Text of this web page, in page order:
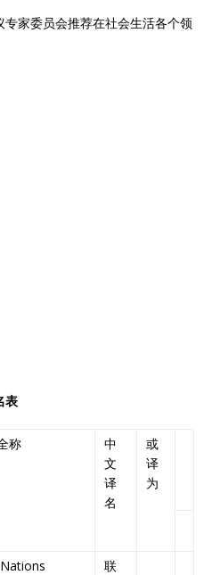
家委员会推荐在社会生活各个领
表
称
中
文
译
名
或
译
为
联